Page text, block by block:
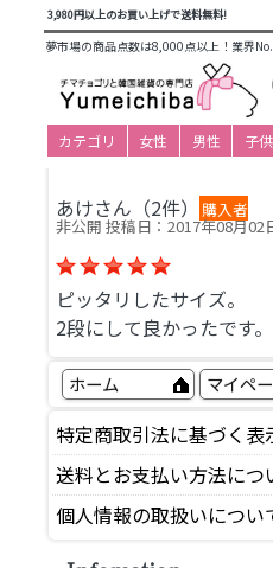
3,980円以上のお買い上げで送料無料!
夢市場の商品点数は8,000点以上！業界
カテゴリ 女性 男性 子供
チマチョゴリの下着 韓服用 ソ
この商品の平均評価
5.00
あけさん（2件） 購入者
非公開 投稿日：2017年08月02
ピッタリしたサイズ。
2段にして良かったです。
ホーム マイペ
特定商取引法に基づく表
送料とお支払い方法につ
個人情報の取扱いについ